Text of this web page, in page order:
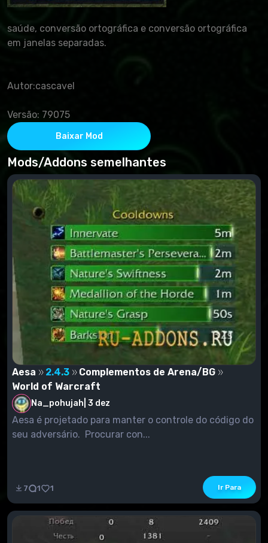
saúde, conversão ortográfica e conversão ortográfica
em janelas separadas.
Autor:cascavel
Versão: 79075
Baixar Mod
Mods/Addons semelhantes
Aesa 2.4.3
Complementos de Arena/BG
World of Warcraft
Na_pohujah 3 dez
Aesa é projetado para manter o controle do código do
seu adversário. Procurar con...
7 1 1 Ir Para